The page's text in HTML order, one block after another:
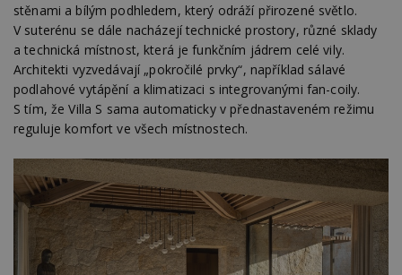
stěnami a bílým podhledem, který odráží přirozené světlo.
V suterénu se dále nacházejí technické prostory, různé sklady
a technická místnost, která je funkčním jádrem celé vily.
Architekti vyzvedávají „pokročilé prvky“, například sálavé
podlahové vytápění a klimatizaci s integrovanými fan-coily.
S tím, že Villa S sama automaticky v přednastaveném režimu
reguluje komfort ve všech místnostech.